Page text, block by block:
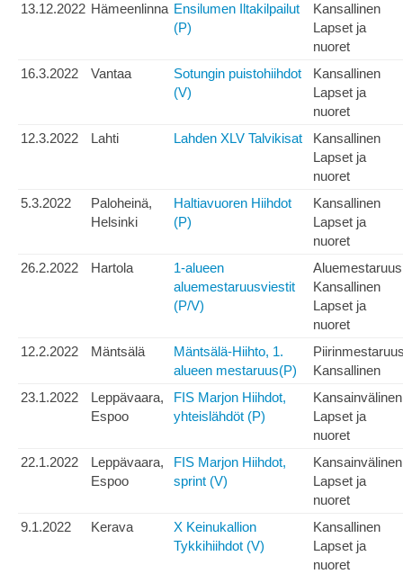
13.12.2022 Hämeenlinna Ensilumen Iltakilpailut
(P)
Kansallinen
Lapset ja
nuoret
16.3.2022
Vantaa
Sotungin puistohiihdot
(V)
Kansallinen
Lapset ja
nuoret
12.3.2022
Lahti Lahden XLV Talvikisat
Kansallinen
Lapset ja
nuoret
5.3.2022
Paloheinä,
Helsinki
Haltiavuoren Hiihdot
(P)
Kansallinen
Lapset ja
nuoret
26.2.2022
Hartola
1-alueen
aluemestaruusviestit
(P/V)
Aluemestaruus
Kansallinen
Lapset ja
nuoret
12.2.2022
Mäntsälä
Mäntsälä-Hiihto, 1.
alueen mestaruus(P)
Kansallinen
23.1.2022
Leppävaara,
Espoo
FIS Marjon Hiihdot,
yhteislähdöt (P)
Kansainvälinen
Lapset ja
nuoret
22.1.2022
Leppävaara,
Espoo
FIS Marjon Hiihdot,
sprint (V)
Kansainvälinen
Lapset ja
nuoret
9.1.2022
Kerava
X Keinukallion
Tykkihiihdot (V)
Kansallinen
Lapset ja
nuoret